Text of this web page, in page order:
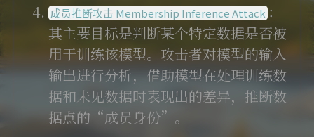
成员推断攻击 Membership Inference Attack：
其主要目标是判断某个特定数据是否被
用于训练该模型。攻击者对模型的输入
输出进行分析，借助模型在处理训练数
据和未见数据时表现出的差异，推断数
据点的“成员身份”。